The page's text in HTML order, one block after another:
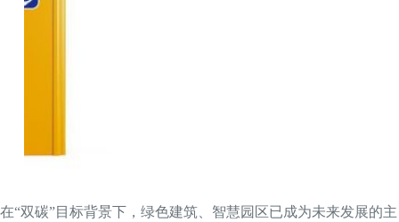
在“双碳”目标背景下，绿色建筑、智慧园区已成为未来发展的主